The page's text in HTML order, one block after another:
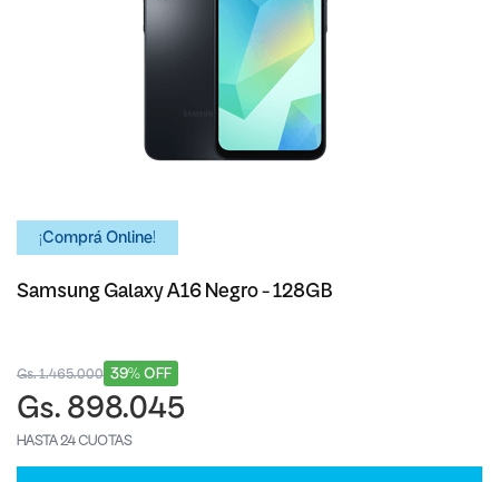
¡Comprá Online!
Samsung Galaxy A16 Negro - 128GB
39% OFF
Gs. 1.465.000
Gs. 898.045
HASTA 24 CUOTAS